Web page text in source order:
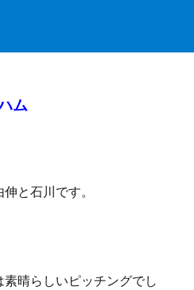
ム
と石川です。
晴らしいピッチングでし